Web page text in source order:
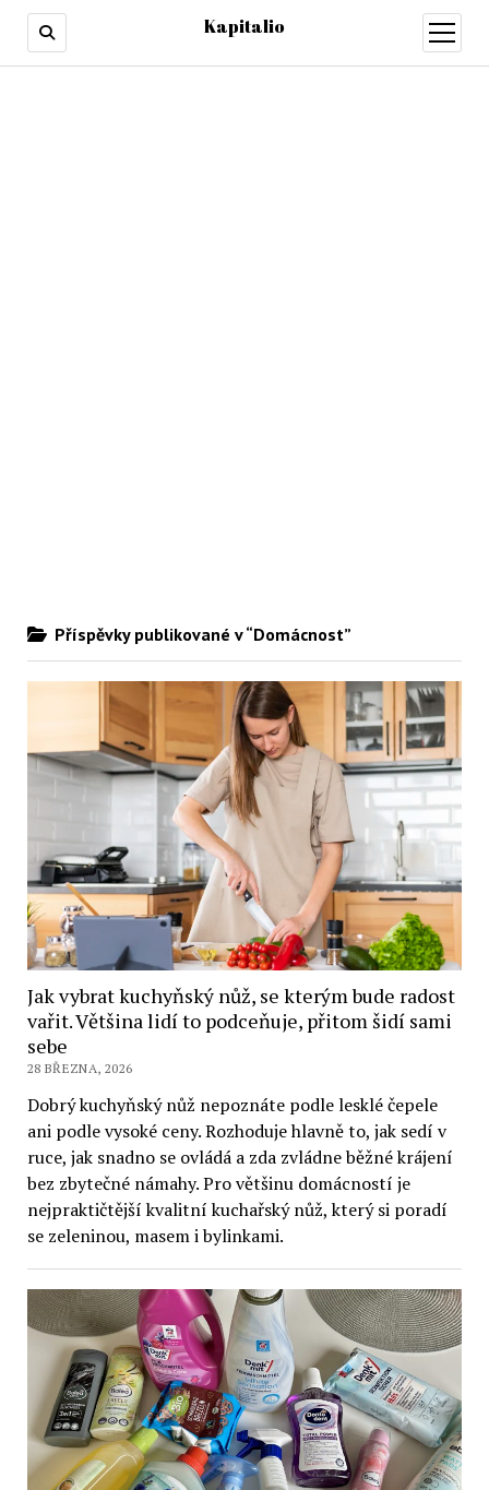
Kapitalio
otevřít
menu
Příspěvky publikované v “Domácnost”
Jak vybrat kuchyňský nůž, se kterým bude radost
vařit. Většina lidí to podceňuje, přitom šidí sami
sebe
28 BŘEZNA, 2026
Dobrý kuchyňský nůž nepoznáte podle lesklé čepele
ani podle vysoké ceny. Rozhoduje hlavně to, jak sedí v
ruce, jak snadno se ovládá a zda zvládne běžné krájení
bez zbytečné námahy. Pro většinu domácností je
nejpraktičtější kvalitní kuchařský nůž, který si poradí
se zeleninou, masem i bylinkami.